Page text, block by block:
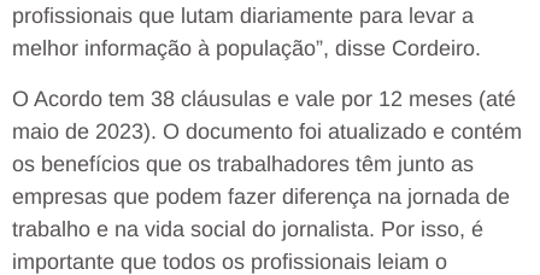
profissionais que lutam diariamente para levar a
melhor informação à população”, disse Cordeiro.
O Acordo tem 38 cláusulas e vale por 12 meses (até
maio de 2023). O documento foi atualizado e contém
os benefícios que os trabalhadores têm junto as
empresas que podem fazer diferença na jornada de
trabalho e na vida social do jornalista. Por isso, é
importante que todos os profissionais leiam o